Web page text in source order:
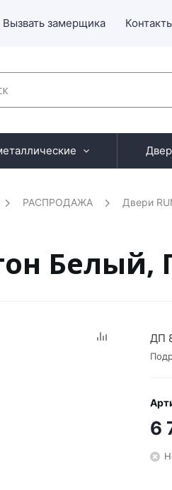
Вызвать замерщика
РАСПРОДАЖА Двери
Белый,
ДП
6